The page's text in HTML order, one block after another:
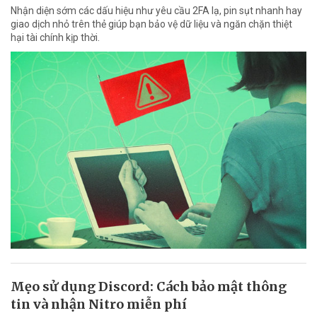
Nhận diện sớm các dấu hiệu như yêu cầu 2FA lạ, pin sụt nhanh hay
giao dịch nhỏ trên thẻ giúp bạn bảo vệ dữ liệu và ngăn chặn thiệt
hại tài chính kịp thời.
Mẹo sử dụng Discord: Cách bảo mật thông
tin và nhận Nitro miễn phí